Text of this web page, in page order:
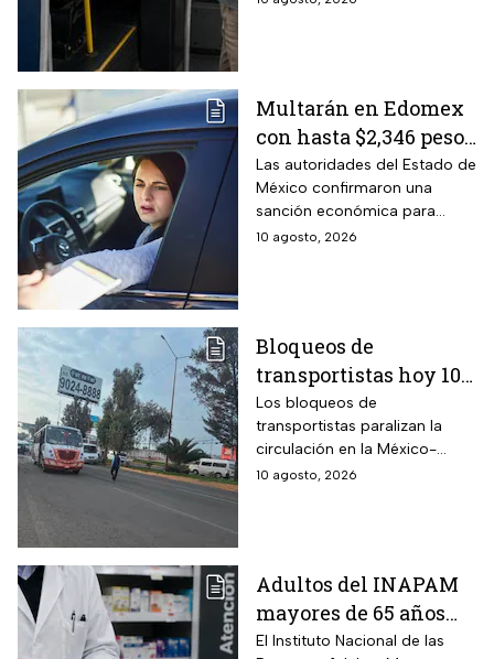
mayores en estas
Multarán en Edomex
con hasta $2,346 pesos
a todos los
conductores que
realicen esta
peligrosa maniobra en
Las autoridades del Estado de
México confirmaron una
sanción económica para
quienes ponen en riesgo a
10 agosto, 2026
Bloqueos de
transportistas hoy 10
de agosto; tramos de
carreteras que están
cerrados
Los bloqueos de
transportistas paralizan la
circulación en la México-
Puebla hoy lunes
10 agosto, 2026
Adultos del INAPAM
mayores de 65 años
pueden acceder al
El Instituto Nacional de las